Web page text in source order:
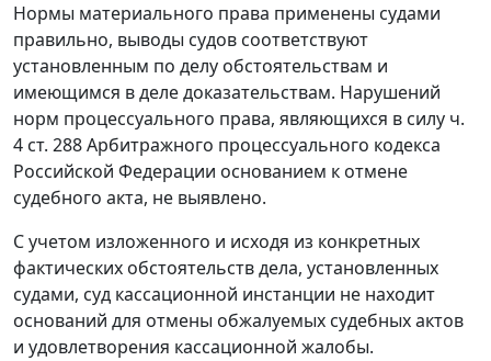
Нормы материального права применены судами
правильно, выводы судов соответствуют
установленным по делу обстоятельствам и
имеющимся в деле доказательствам. Нарушений
норм процессуального права, являющихся в силу ч.
4 ст. 288Арбитражного процессуального кодекса
Российской Федерации основанием к отмене
судебного акта, не выявлено.
С учетом изложенного и исходя из конкретных
фактических обстоятельств дела, установленных
судами, суд кассационной инстанции не находит
оснований для отмены обжалуемых судебных актов
и удовлетворения кассационной жалобы.